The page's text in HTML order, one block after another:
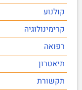
קולנוע
קרימינולוגיה
רפואה
תיאטרון
תקשורת